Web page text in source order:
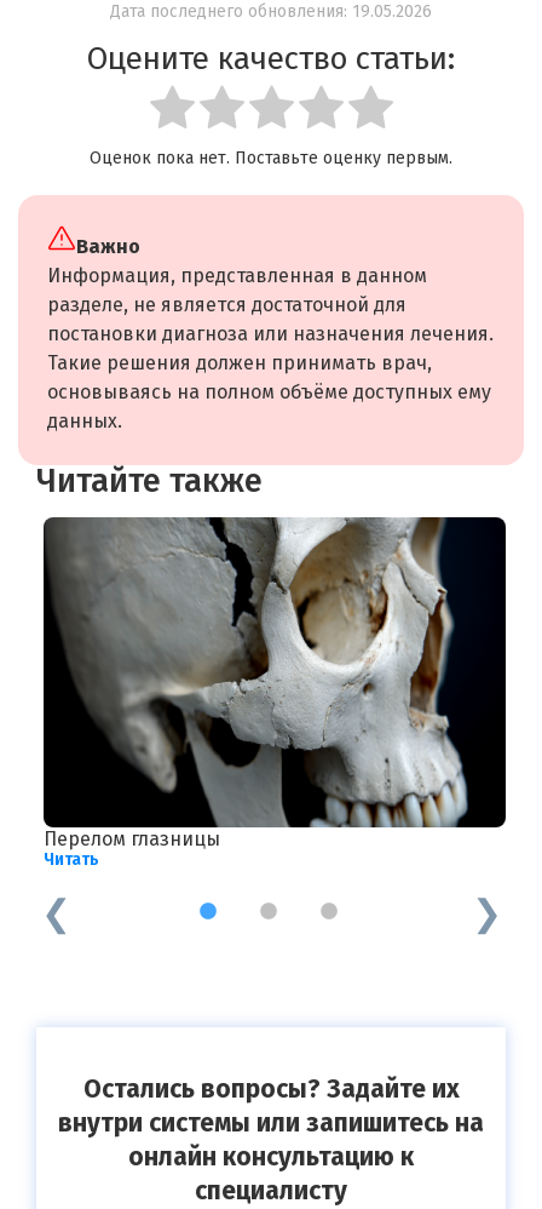
Дата последнего обновления: 19.05.2026
Оцените качество статьи:
Оценок пока нет. Поставьте оценку первым.
Важно
Информация, представленная в данном
разделе, не является достаточной для
постановки диагноза или назначения лечения.
Такие решения должен принимать врач,
основываясь на полном объёме доступных ему
данных.
Читайте также
Перелом глазницы
Читать
1 2 3
Остались вопросы? Задайте их
внутри системы или запишитесь на
онлайн консультацию к
специалисту